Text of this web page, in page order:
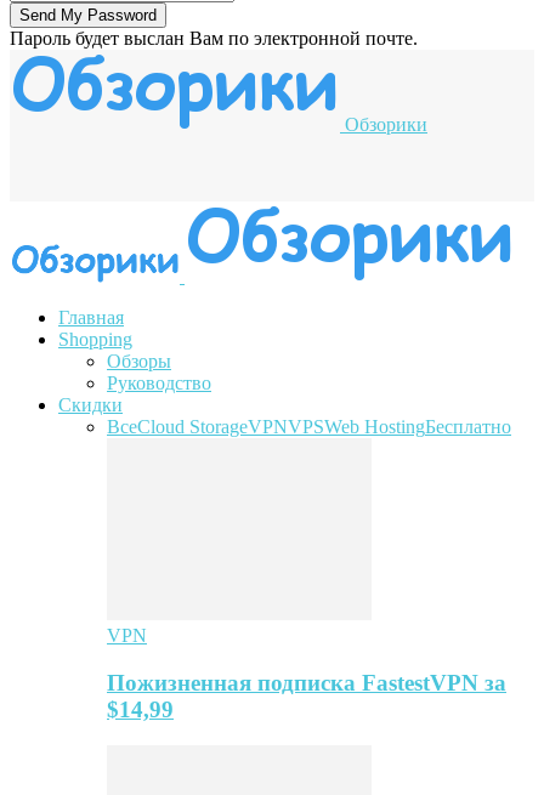
Пароль будет выслан Вам по электронной почте.
Обзорики
Главная
Shopping
Обзоры
Руководство
Скидки
ВсеCloud StorageVPNVPSWeb HostingБесплатно
VPN
Пожизненная подписка FastestVPN за
$14,99